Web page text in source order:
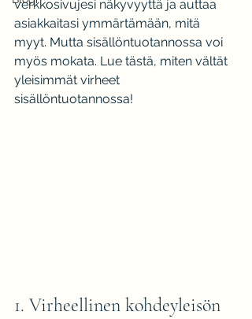
verkkosivujesi näkyvyyttä ja auttaa
asiakkaitasi ymmärtämään, mitä
myyt. Mutta sisällöntuotannossa voi
myös mokata. Lue tästä, miten vältät
yleisimmät virheet
sisällöntuotannossa!
1. Virheellinen kohdeyleisön